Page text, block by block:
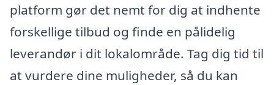
platform gør det nemt for dig at indhente
forskellige tilbud og finde en pålidelig
leverandør i dit lokalområde. Tag dig tid til
at vurdere dine muligheder, så du kan